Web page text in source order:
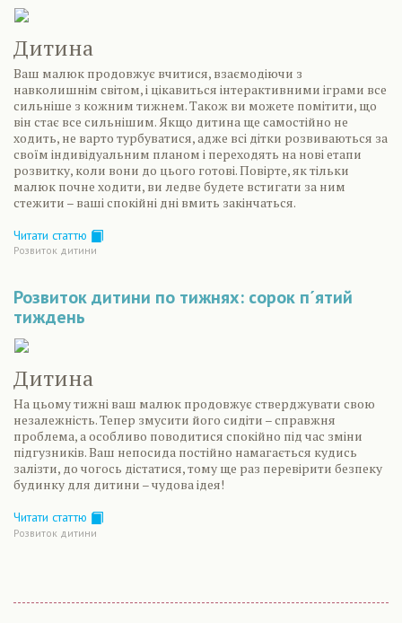
Дитина
Ваш малюк продовжує вчитися, взаємодіючи з
навколишнім світом, і цікавиться інтерактивними іграми все
сильніше з кожним тижнем. Також ви можете помітити, що
він стає все сильнішим. Якщо дитина ще самостійно не
ходить, не варто турбуватися, адже всі дітки розвиваються за
своїм індивідуальним планом і переходять на нові етапи
розвитку, коли вони до цього готові. Повірте, як тільки
малюк почне ходити, ви ледве будете встигати за ним
стежити – ваші спокійні дні вмить закінчаться.
Читати статтю
Розвиток дитини
Розвиток дитини по тижнях: сорок п´ятий
тиждень
Дитина
На цьому тижні ваш малюк продовжує стверджувати свою
незалежність. Тепер змусити його сидіти – справжня
проблема, а особливо поводитися спокійно під час зміни
підгузників. Ваш непосида постійно намагається кудись
залізти, до чогось дістатися, тому ще раз перевірити безпеку
будинку для дитини – чудова ідея!
Читати статтю
Розвиток дитини